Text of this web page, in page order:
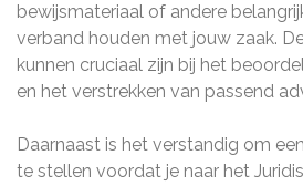
bewijsmateriaal of andere
verband houden met jouw zaak.
kunnen cruciaal zijn bij het
en het verstrekken van passend
Daarnaast is het verstandig om
te stellen voordat je naar het